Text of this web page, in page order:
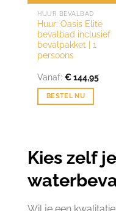
HUUR BEVALBAD
Huur: Oasis Elite
bevalbad inclusief
bevalpakket | 1
persoons
Vanaf:€144,95
BESTEL NU
Kies zelf
Wil je een